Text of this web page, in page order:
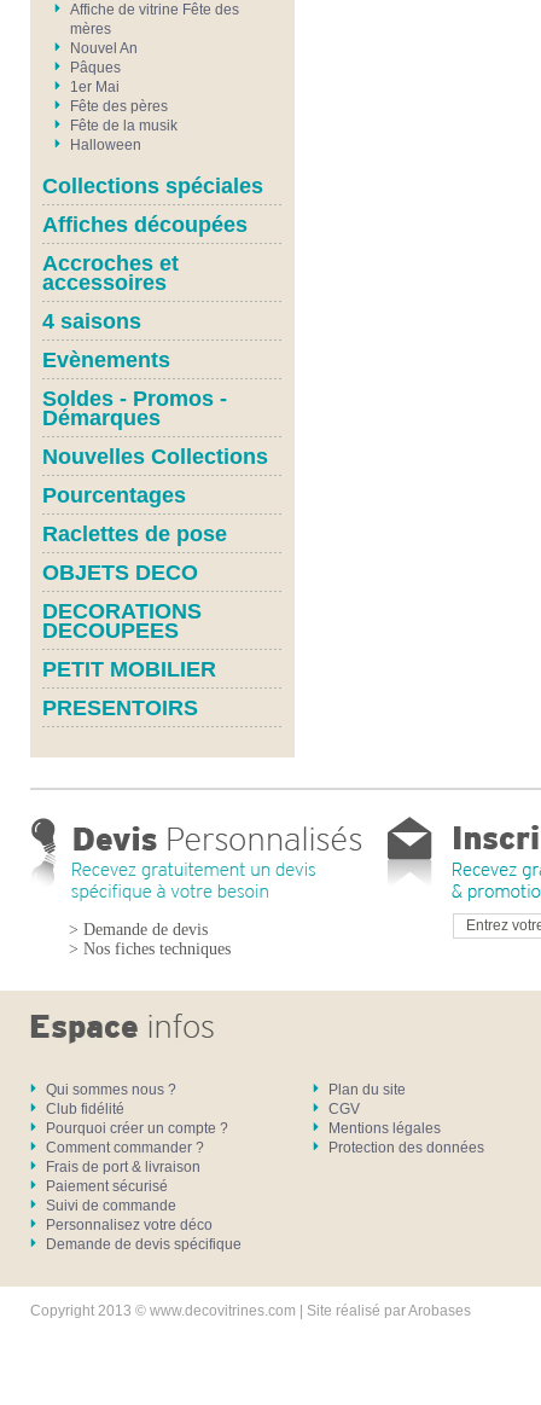
Affiche de vitrine Fête des
mères
Nouvel An
Pâques
1er Mai
Fête des pères
Fête de la musik
Halloween
Collections spéciales
Affiches découpées
Accroches et
accessoires
4 saisons
Evènements
Soldes - Promos -
Démarques
Nouvelles Collections
Pourcentages
Raclettes de pose
OBJETS DECO
DECORATIONS
DECOUPEES
PETIT MOBILIER
PRESENTOIRS
> Demande de devis
> Nos fiches techniques
Qui sommes nous ?
Club fidélité
Pourquoi créer un compte ?
Comment commander ?
Frais de port & livraison
Paiement sécurisé
Suivi de commande
Personnalisez votre déco
Demande de devis spécifique
Plan du site
CGV
Mentions légales
Protection des données
Copyright 2013 © www.decovitrines.com | Site réalisé parArobases